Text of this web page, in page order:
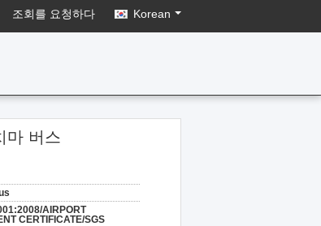
조회를 요청하다 Korean
마 버스
AIRPORT
CERTIFICATE/SGS